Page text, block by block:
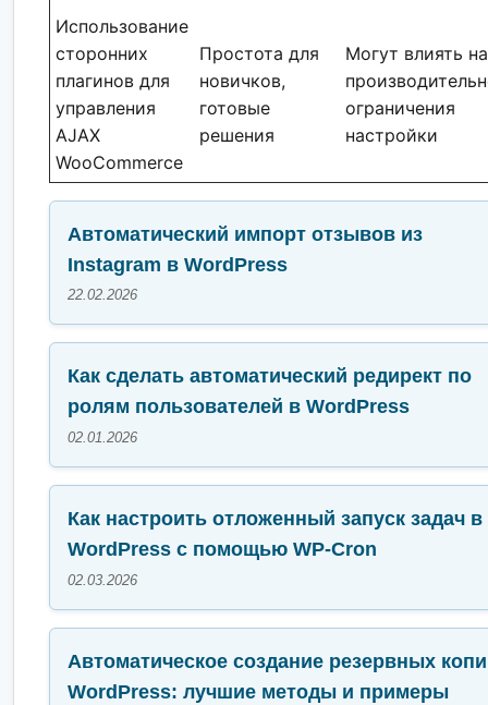
Использование
сторонних
плагинов для
управления
AJAX
WooCommerce
Простота для
новичков,
готовые
решения
Могут влиять на
ограничения
настройки
Автоматический импорт отзывов из
Instagram в WordPress
22.02.2026
Как сделать автоматический редирект по
ролям пользователей в WordPress
02.01.2026
Как настроить отложенный запуск задач в
WordPress с помощью WP-Cron
02.03.2026
Автоматическое создание резервных
WordPress: лучшие методы и примеры